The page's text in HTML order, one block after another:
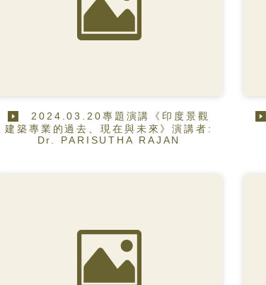
2024.03.20專題演講《印度景觀
建築專業的過去、現在與未來》演講者:
Dr. PARISUTHA RAJAN